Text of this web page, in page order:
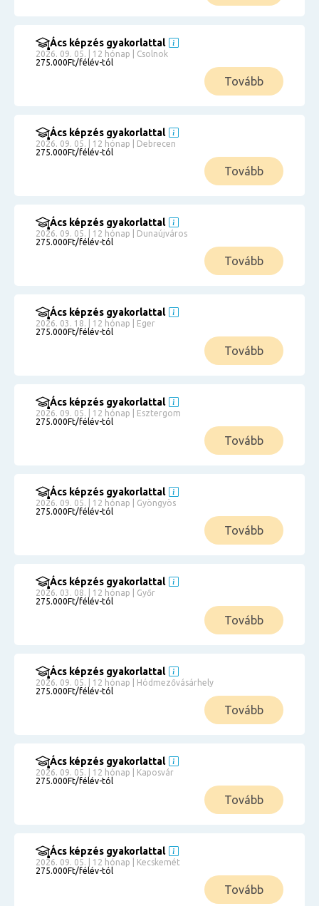
Ács képzés gyakorlattal
2026. 09. 05. | 12 hónap | Csolnok
275.000Ft/félév-tól
Tovább
Ács képzés gyakorlattal
2026. 09. 05. | 12 hónap | Debrecen
275.000Ft/félév-tól
Tovább
Ács képzés gyakorlattal
2026. 09. 05. | 12 hónap | Dunaújváros
275.000Ft/félév-tól
Tovább
Ács képzés gyakorlattal
2026. 03. 18. | 12 hónap | Eger
275.000Ft/félév-tól
Tovább
Ács képzés gyakorlattal
2026. 09. 05. | 12 hónap | Esztergom
275.000Ft/félév-tól
Tovább
Ács képzés gyakorlattal
2026. 09. 05. | 12 hónap | Gyöngyös
275.000Ft/félév-tól
Tovább
Ács képzés gyakorlattal
2026. 03. 08. | 12 hónap | Győr
275.000Ft/félév-tól
Tovább
Ács képzés gyakorlattal
2026. 09. 05. | 12 hónap | Hódmezővásárhely
275.000Ft/félév-tól
Tovább
Ács képzés gyakorlattal
2026. 09. 05. | 12 hónap | Kaposvár
275.000Ft/félév-tól
Tovább
Ács képzés gyakorlattal
2026. 09. 05. | 12 hónap | Kecskemét
275.000Ft/félév-tól
Tovább